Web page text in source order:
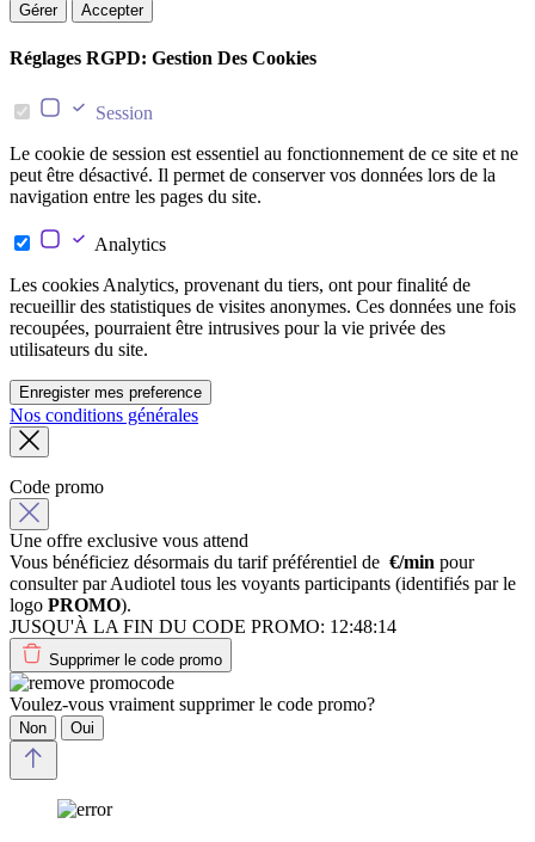
Gérer Accepter
Réglages RGPD: Gestion Des Cookies
Session
Le cookie de session est essentiel au fonctionnement de ce site et ne
peut être désactivé. Il permet de conserver vos données lors de la
navigation entre les pages du site.
Analytics
Les cookies Analytics, provenant du tiers, ont pour finalité de
recueillir des statistiques de visites anonymes. Ces données une fois
recoupées, pourraient être intrusives pour la vie privée des
utilisateurs du site.
Enregister mes preference
Nos conditions générales
Code promo
Une offre exclusive vous attend
Vous bénéficiez désormais du tarif préférentiel de €/min pour
consulter par Audiotel tous les voyants participants (identifiés par le
logo PROMO).
JUSQU'À LA FIN DU CODE PROMO: 12:48:14
Supprimer le code promo
Voulez-vous vraiment supprimer le code promo?
Non Oui